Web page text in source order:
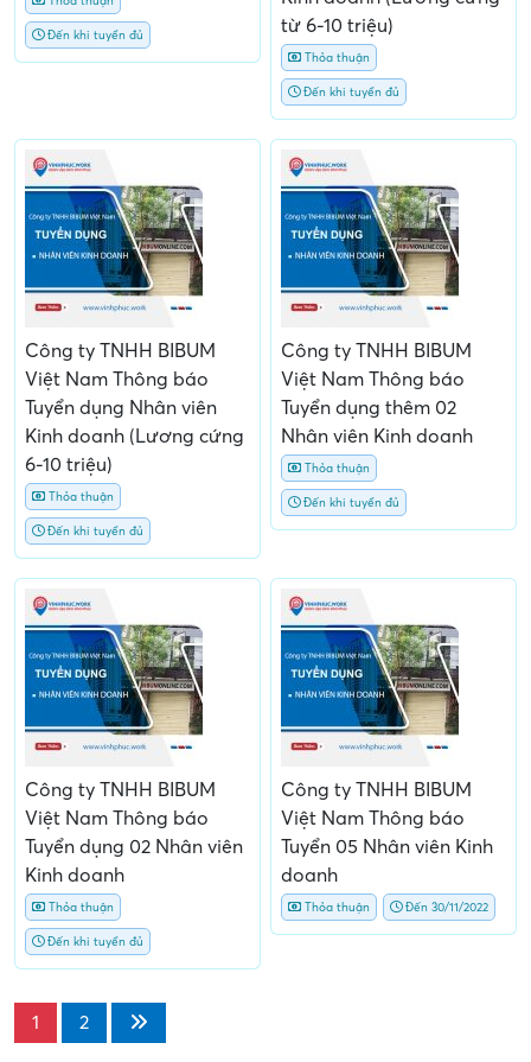
Đến khi tuyển đủ
từ 6-10 triệu)
Thỏa thuận
Đến khi tuyển đủ
Công ty TNHH BIBUM
Việt Nam Thông báo
Tuyển dụng Nhân viên
Kinh doanh (Lương cứng
6-10 triệu)
Thỏa thuận
Đến khi tuyển đủ
Công ty TNHH BIBUM
Việt Nam Thông báo
Tuyển dụng thêm 02
Nhân viên Kinh doanh
Thỏa thuận
Đến khi tuyển đủ
Công ty TNHH BIBUM
Việt Nam Thông báo
Tuyển dụng 02 Nhân viên
Kinh doanh
Thỏa thuận
Đến khi tuyển đủ
Công ty TNHH BIBUM
Việt Nam Thông báo
Tuyển 05 Nhân viên Kinh
doanh
Thỏa thuận Đến 30/11/2022
1 2